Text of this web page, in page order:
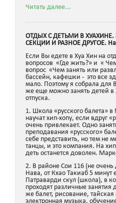
Читать далее...
ОТДЫХ С ДЕТЬМИ В
СЕКЦИИ И РАЗНОЕ ДРУГОЕ.
Если Вы едете в Хуа Хин на
вопросов «Где жить?» и «
вопрос «Чем занять или
бассейн, кафешки - это все
мало. Поэтому я собрала
же еще можно занять детей
отпуска.
1. Школа «русского балета»
научат хип-хопу, если вдруг
очень привлекает. Одно
преподавания «русского»
себе представить, но тем не
танцы, и это компания. На
деть останется доволен.
2. В районе Сои 116 (не очень
Нава, от Кхао Такиаб 5 минут
Патраварди скул (школа), в
проходят различные занятия
же балет, рисование, тайская
электронная музыка,